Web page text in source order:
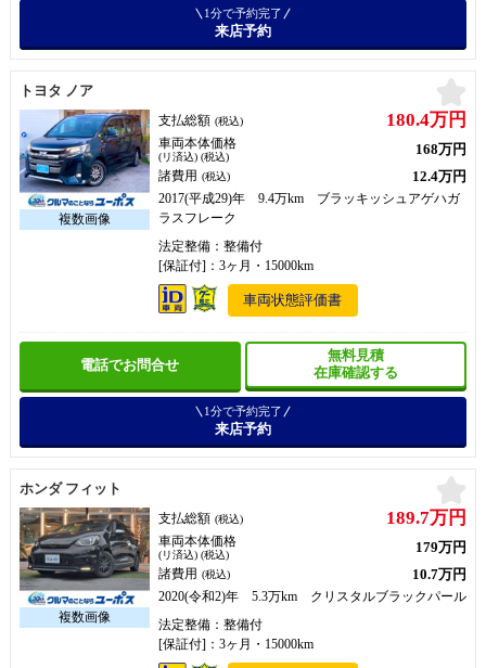
1分で予約完了
来店予約
トヨタ ノア
支払総額 (税込) 180.4万円
車両本体価格
(リ済込) (税込) 168万円
諸費用 (税込) 12.4万円
2017(平成29)年 9.4万km ブラッキッシュアゲハガ
ラスフレーク
法定整備：整備付
[保証付]：3ヶ月・15000km
車両状態評価書
電話でお問合せ
無料見積
在庫確認する
1分で予約完了
来店予約
ホンダ フィット
支払総額 (税込) 189.7万円
車両本体価格
(リ済込) (税込) 179万円
諸費用 (税込) 10.7万円
2020(令和2)年 5.3万km クリスタルブラックパール
法定整備：整備付
[保証付]：3ヶ月・15000km